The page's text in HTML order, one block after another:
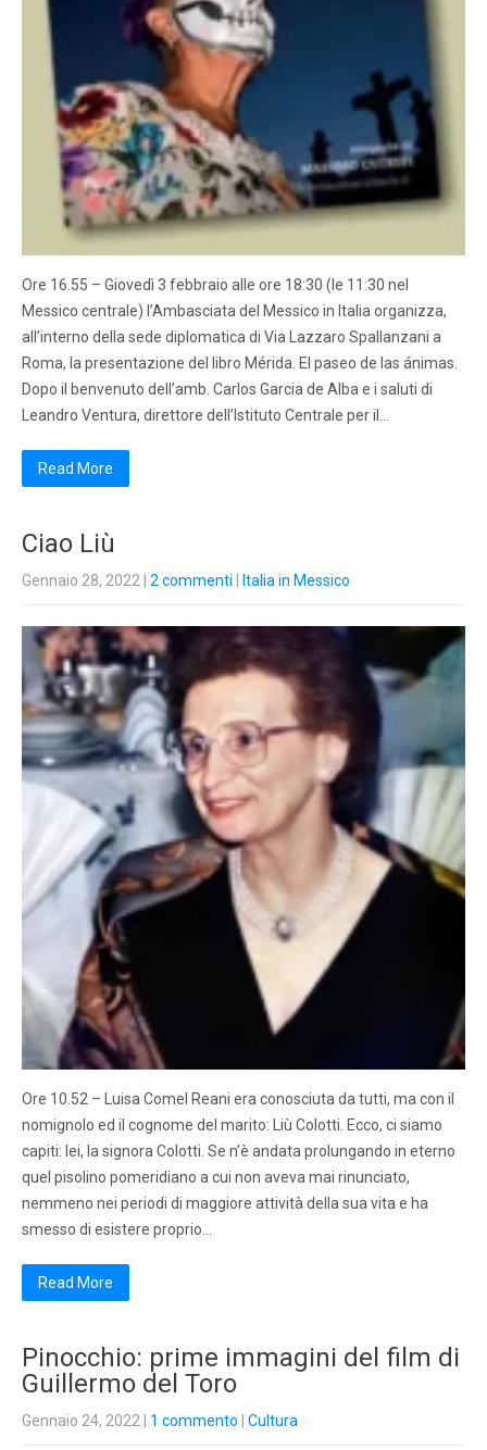
Ore 16.55 – Giovedì 3 febbraio alle ore 18:30 (le 11:30 nel
Messico centrale) l’Ambasciata del Messico in Italia organizza,
all’interno della sede diplomatica di Via Lazzaro Spallanzani a
Roma, la presentazione del libro Mérida. El paseo de las ánimas.
Dopo il benvenuto dell’amb. Carlos Garcia de Alba e i saluti di
Leandro Ventura, direttore dell’Istituto Centrale per il…
Read More
Ciao Liù
Gennaio 28, 2022 2 commenti Italia in Messico
Ore 10.52 – Luisa Comel Reani era conosciuta da tutti, ma con il
nomignolo ed il cognome del marito: Liù Colotti. Ecco, ci siamo
capiti: lei, la signora Colotti. Se n’è andata prolungando in eterno
quel pisolino pomeridiano a cui non aveva mai rinunciato,
nemmeno nei periodi di maggiore attività della sua vita e ha
smesso di esistere proprio…
Read More
Pinocchio: prime immagini del film di
Guillermo del Toro
Gennaio 24, 2022 1 commento Cultura